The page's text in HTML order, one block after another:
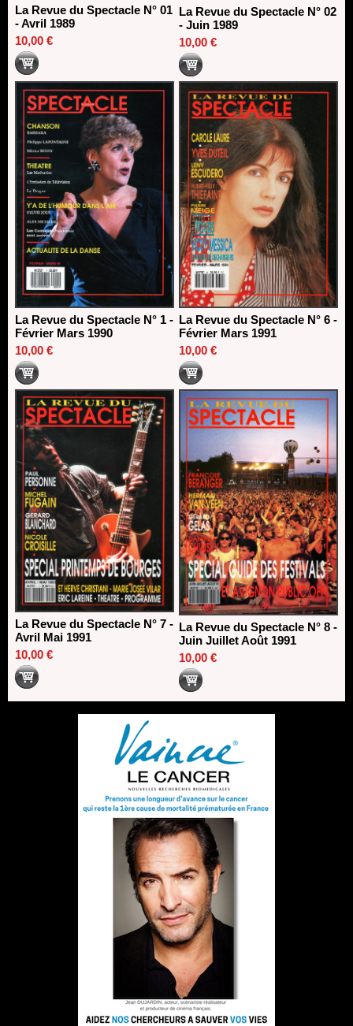
La Revue du Spectacle N° 01
- Avril 1989
10,00 €
La Revue du Spectacle N° 02
- Juin 1989
10,00 €
La Revue du Spectacle N° 1 -
Février Mars 1990
10,00 €
La Revue du Spectacle N° 6 -
Février Mars 1991
10,00 €
La Revue du Spectacle N° 7 -
Avril Mai 1991
10,00 €
La Revue du Spectacle N° 8 -
Juin Juillet Août 1991
10,00 €